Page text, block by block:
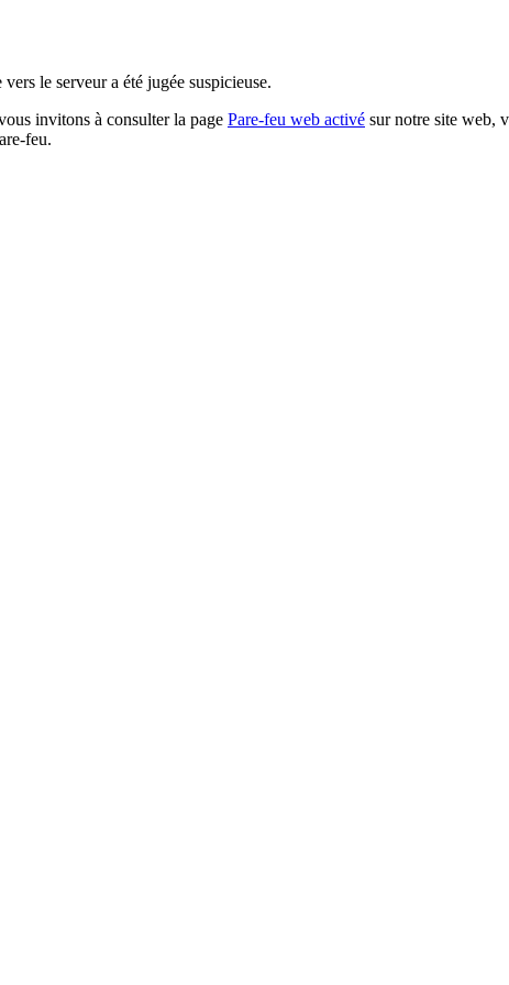
le serveur a été jugée suspicieuse.
invitons à consulter la page Pare-feu web activé sur notre site web,
feu.